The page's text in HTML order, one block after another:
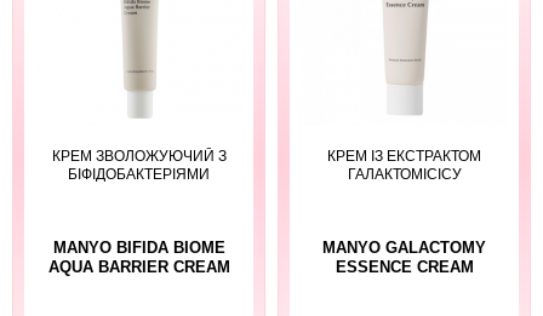
КРЕМ ЗВОЛОЖУЮЧИЙ З
БІФІДОБАКТЕРІЯМИ
MANYO BIFIDA BIOME
AQUA BARRIER CREAM
КРЕМ ІЗ ЕКСТРАКТОМ
ГАЛАКТОМІСІСУ
MANYO GALACTOMY
ESSENCE CREAM